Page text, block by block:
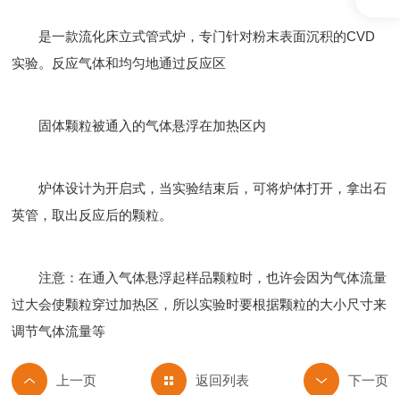
是一款流化床立式管式炉，专门针对粉末表面沉积的CVD
实验。反应气体和均匀地通过反应区
固体颗粒被通入的气体悬浮在加热区内
炉体设计为开启式，当实验结束后，可将炉体打开，拿出石
英管，取出反应后的颗粒。
注意：在通入气体悬浮起样品颗粒时，也许会因为气体流量
过大会使颗粒穿过加热区，所以实验时要根据颗粒的大小尺寸来
调节气体流量等
返回列表